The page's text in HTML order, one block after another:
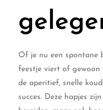
Of je nu een spontane
feestje viert of gewoon
de aperitief, snelle
succes. Deze hapjes